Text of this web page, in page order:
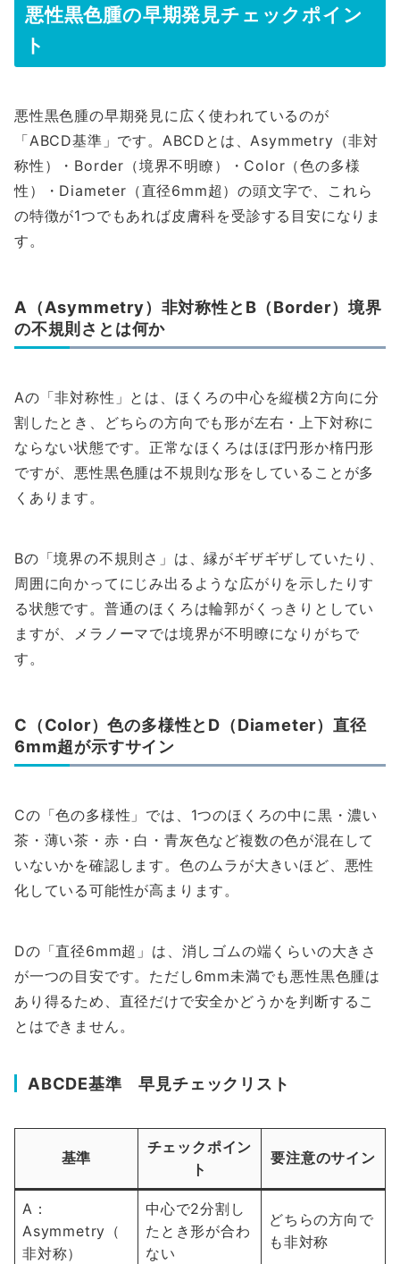
悪性黒色腫の早期発見チェックポイン
ト
悪性黒色腫の早期発見に広く使われているのが
「ABCD基準」です。ABCDとは、Asymmetry（非対
称性）・Border（境界不明瞭）・Color（色の多様
性）・Diameter（直径6mm超）の頭文字で、これら
の特徴が1つでもあれば皮膚科を受診する目安になりま
す。
A（Asymmetry）非対称性とB（Border）境界
の不規則さとは何か
Aの「非対称性」とは、ほくろの中心を縦横2方向に分
割したとき、どちらの方向でも形が左右・上下対称に
ならない状態です。正常なほくろはほぼ円形か楕円形
ですが、悪性黒色腫は不規則な形をしていることが多
くあります。
Bの「境界の不規則さ」は、縁がギザギザしていたり、
周囲に向かってにじみ出るような広がりを示したりす
る状態です。普通のほくろは輪郭がくっきりとしてい
ますが、メラノーマでは境界が不明瞭になりがちで
す。
C（Color）色の多様性とD（Diameter）直径
6mm超が示すサイン
Cの「色の多様性」では、1つのほくろの中に黒・濃い
茶・薄い茶・赤・白・青灰色など複数の色が混在して
いないかを確認します。色のムラが大きいほど、悪性
化している可能性が高まります。
Dの「直径6mm超」は、消しゴムの端くらいの大きさ
が一つの目安です。ただし6mm未満でも悪性黒色腫は
あり得るため、直径だけで安全かどうかを判断するこ
とはできません。
ABCDE基準 早見チェックリスト
基準
チェックポイン
ト
要注意のサイン
A：
Asymmetry（
非対称）
中心で2分割し
たとき形が合わ
ない
どちらの方向で
も非対称